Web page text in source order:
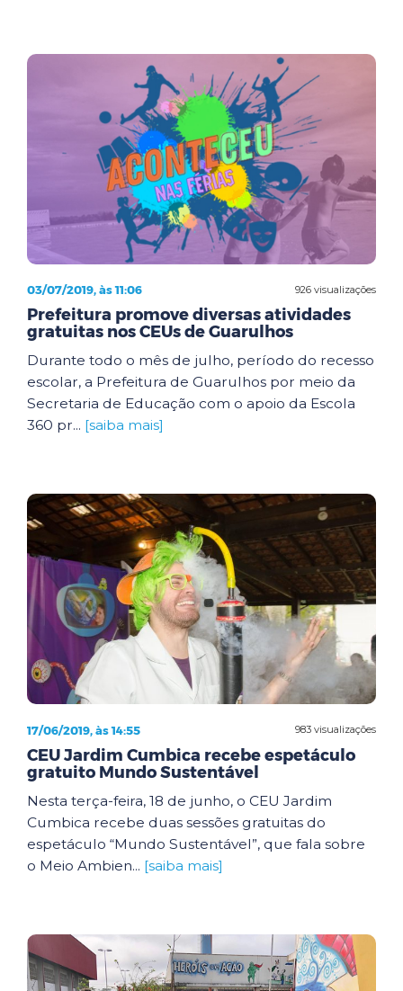
926 visualizações
03/07/2019, às 11:06
Prefeitura promove diversas atividades
gratuitas nos CEUs de Guarulhos
Durante todo o mês de julho, período do recesso
escolar, a Prefeitura de Guarulhos por meio da
Secretaria de Educação com o apoio da Escola
360 pr... [saiba mais]
983 visualizações
17/06/2019, às 14:55
CEU Jardim Cumbica recebe espetáculo
gratuito Mundo Sustentável
Nesta terça-feira, 18 de junho, o CEU Jardim
Cumbica recebe duas sessões gratuitas do
espetáculo “Mundo Sustentável”, que fala sobre
o Meio Ambien... [saiba mais]